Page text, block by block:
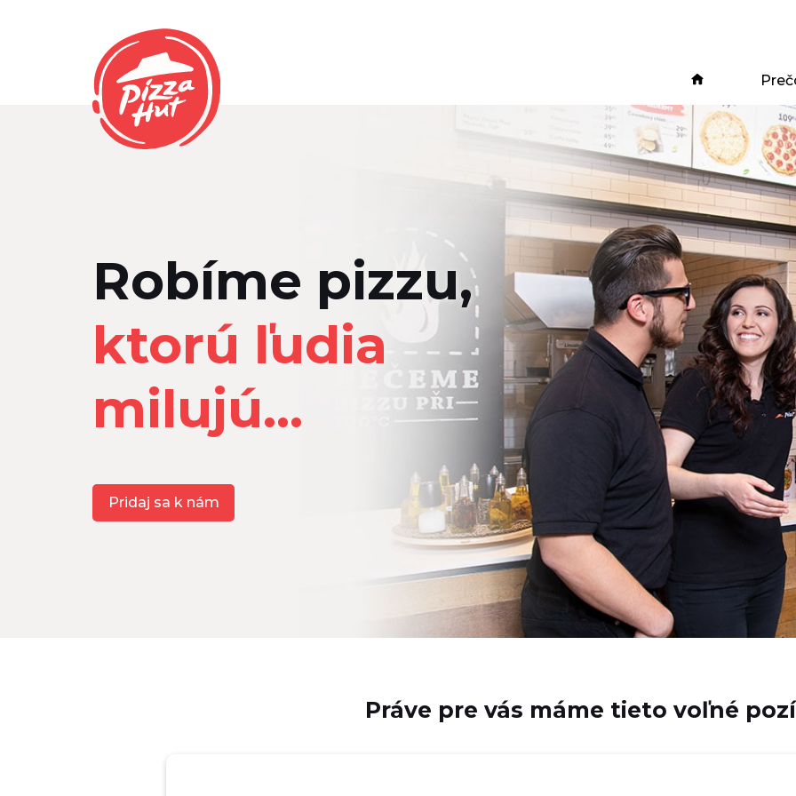
Robíme pizzu,
ktorú ľudia
milujú...
Pridaj sa k nám
Práve pre vás máme tieto voľné